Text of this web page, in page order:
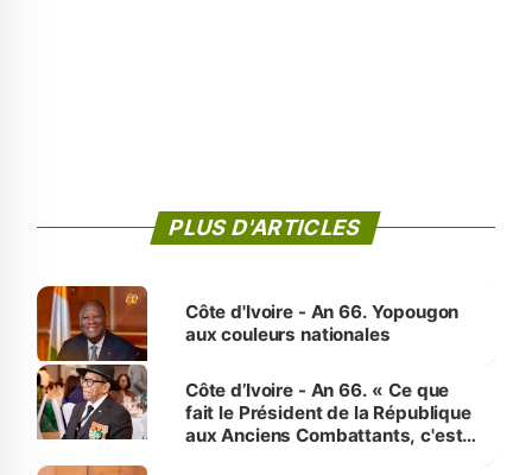
PLUS D'ARTICLES
Côte d'Ivoire - An 66. Yopougon
aux couleurs nationales
Côte d’Ivoire - An 66. « Ce que
fait le Président de la République
aux Anciens Combattants, c'est